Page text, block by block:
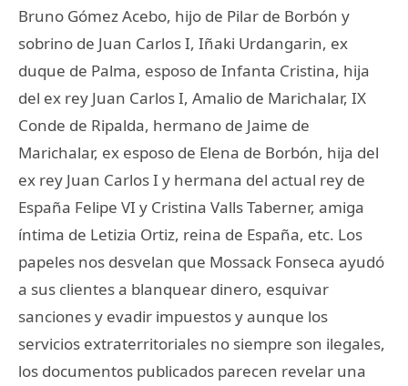
Bruno Gómez Acebo, hijo de Pilar de Borbón y
sobrino de Juan Carlos I, Iñaki Urdangarin, ex
duque de Palma, esposo de Infanta Cristina, hija
del ex rey Juan Carlos I, Amalio de Marichalar, IX
Conde de Ripalda, hermano de Jaime de
Marichalar, ex esposo de Elena de Borbón, hija del
ex rey Juan Carlos I y hermana del actual rey de
España Felipe VI y Cristina Valls Taberner, amiga
íntima de Letizia Ortiz, reina de España, etc. Los
papeles nos desvelan que Mossack Fonseca ayudó
a sus clientes a blanquear dinero, esquivar
sanciones y evadir impuestos y aunque los
servicios extraterritoriales no siempre son ilegales,
los documentos publicados parecen revelar una